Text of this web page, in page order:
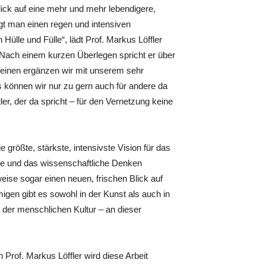
auf eine mehr und mehr lebendigere,
man einen regen und intensiven
und Fülle“, lädt Prof. Markus Löffler
einem kurzen Überlegen spricht er über
ergänzen wir mit unserem sehr
wir nur zu gern auch für andere da
der da spricht – für den Vernetzung keine
größte, stärkste, intensivste Vision für das
und das wissenschaftliche Denken
sogar einen neuen, frischen Blick auf
gibt es sowohl in der Kunst als auch in
menschlichen Kultur – an dieser
Prof. Markus Löffler wird diese Arbeit